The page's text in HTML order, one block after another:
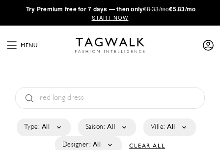
·Try Premium free for 7 days — then only€8.33/mo€5.83/mo
START NOW
MENU
Type: All Saison: All Ville: All
Designer: All CLEAR ALL